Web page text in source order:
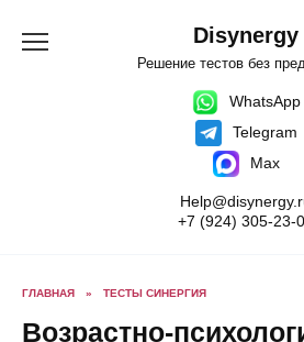
содержанию
Disynergy
Решение тестов без
WhatsApp
Telegram
Max
+7 (924) 305-23-
ГЛАВНАЯ » ТЕСТЫ СИНЕРГИЯ
Возрастно-